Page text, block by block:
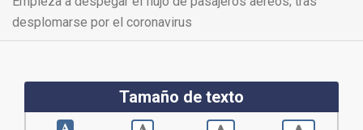
desplomarse por el coronavirus
Tamaño de texto